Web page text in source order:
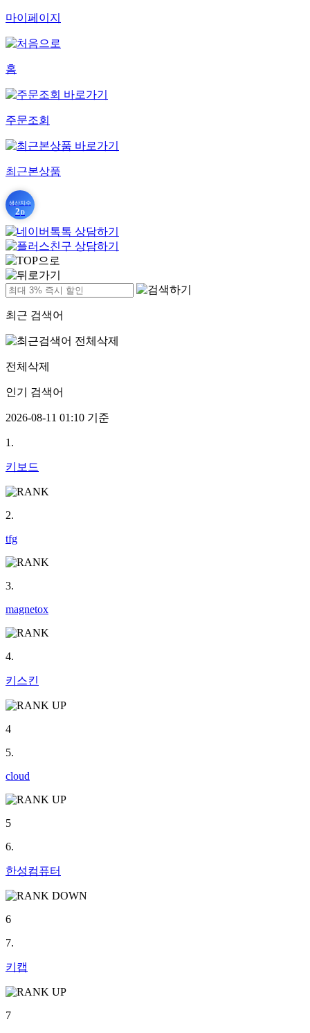
마이페이지
홈
주문조회
최근본상품
생산지수
2 D
최근 검색어
전체삭제
인기 검색어
2026-08-11 01:10 기준
1.
키보드
2.
tfg
3.
magnetox
4.
키스킨
4
5.
cloud
5
6.
한성컴퓨터
6
7.
키캡
7